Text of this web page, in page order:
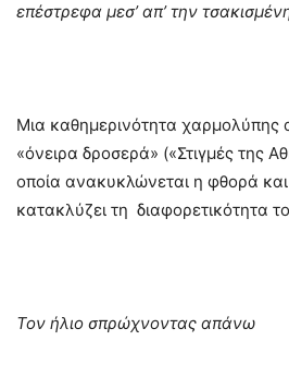
επέστρεφα μεσ’ απ’ την
Μια καθημερινότητα χαρμολύπης
«όνειρα δροσερά» («Στιγμές της
οποία ανακυκλώνεται η φθορά
κατακλύζει τη διαφορετικότητα
Τον ήλιο σπρώχνοντας απάνω